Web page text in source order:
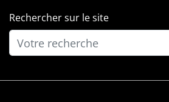
Rechercher sur le site